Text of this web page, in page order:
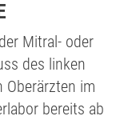
Mitral- oder
des linken
im
bereits ab